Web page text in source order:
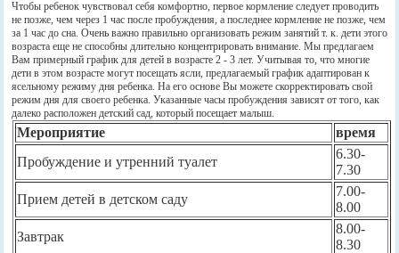
Чтобы ребенок чувствовал себя комфортно, первое кормление следует проводить
не позже, чем через 1 час после пробуждения, а последнее кормление не позже, чем
за 1 час до сна. Очень важно правильно организовать режим занятий т. к. дети этого
возраста еще не способны длительно концентрировать внимание. Мы предлагаем
Вам примерный график для детей в возрасте 2 - 3 лет. Учитывая то, что многие
дети в этом возрасте могут посещать ясли, предлагаемый график адаптирован к
ясельному режиму дня ребенка. На его основе Вы можете скорректировать свой
режим дня для своего ребенка. Указанные часы пробуждения зависят от того, как
далеко расположен детский сад, который посещает малыш.
Мероприятие
время
Пробуждение и утренний туалет
6.30-
7.30
Прием детей в детском саду
7.00-
8.00
Завтрак
8.00-
8.30